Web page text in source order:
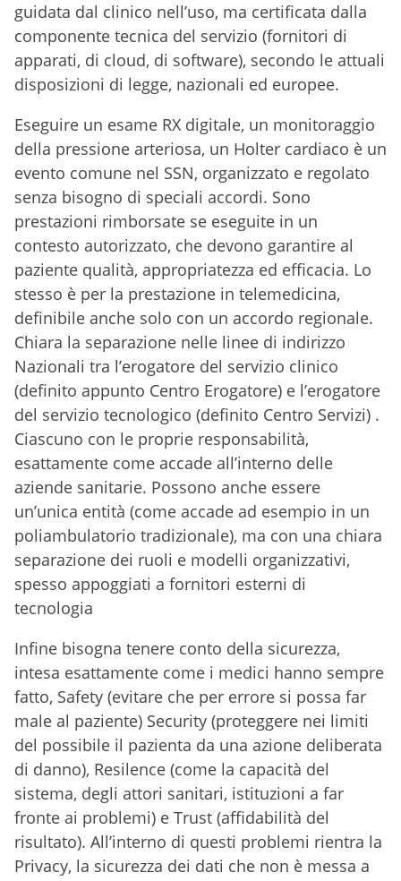
guidata dal clinico nell’uso, ma certificata dalla
componente tecnica del servizio (fornitori di
apparati, di cloud, di software), secondo le attuali
disposizioni di legge, nazionali ed europee.
Eseguire un esame RX digitale, un monitoraggio
della pressione arteriosa, un Holter cardiaco è un
evento comune nel SSN, organizzato e regolato
senza bisogno di speciali accordi. Sono
prestazioni rimborsate se eseguite in un
contesto autorizzato, che devono garantire al
paziente qualità, appropriatezza ed efficacia. Lo
stesso è per la prestazione in telemedicina,
definibile anche solo con un accordo regionale.
Chiara la separazione nelle linee di indirizzo
Nazionali tra l’erogatore del servizio clinico
(definito appunto Centro Erogatore) e l’erogatore
del servizio tecnologico (definito Centro Servizi) .
Ciascuno con le proprie responsabilità,
esattamente come accade all’interno delle
aziende sanitarie. Possono anche essere
un’unica entità (come accade ad esempio in un
poliambulatorio tradizionale), ma con una chiara
separazione dei ruoli e modelli organizzativi,
spesso appoggiati a fornitori esterni di
tecnologia
Infine bisogna tenere conto della sicurezza,
intesa esattamente come i medici hanno sempre
fatto, Safety (evitare che per errore si possa far
male al paziente) Security (proteggere nei limiti
del possibile il pazienta da una azione deliberata
di danno), Resilence (come la capacità del
sistema, degli attori sanitari, istituzioni a far
fronte ai problemi) e Trust (affidabilità del
risultato). All’interno di questi problemi rientra la
Privacy, la sicurezza dei dati che non è messa a